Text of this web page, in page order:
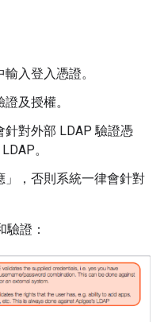
入登入憑證。
及授權。
對外部 LDAP 驗證憑
。
，否則系統一律會針對
證：